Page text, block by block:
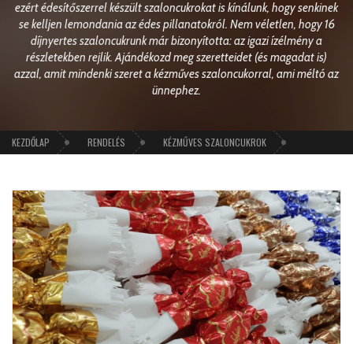
ezért édesítőszerrel készült szaloncukrokat is kínálunk, hogy senkinek
se kelljen lemondania az édes pillanatokról. Nem véletlen, hogy 16
díjnyertes szaloncukrunk már bizonyította: az igazi ízélmény a
részletekben rejlik. Ajándékozd meg szeretteidet (és magadat is)
azzal, amit mindenki szeret a kézműves szaloncukorral, ami méltó az
ünnephez.
KEZDŐLAP RENDELÉS KÉZMŰVES SZALONCUKROK